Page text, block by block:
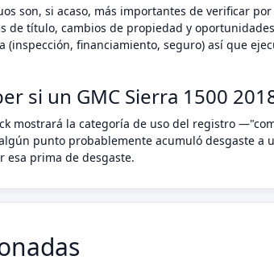
son, si acaso, más importantes de verificar
de título, cambios de propiedad y
(inspección, financiamiento, seguro) así que
si un GMC Sierra 1500
mostrará la categoría de uso del registro
punto probablemente acumuló desgaste
esa prima de desgaste.